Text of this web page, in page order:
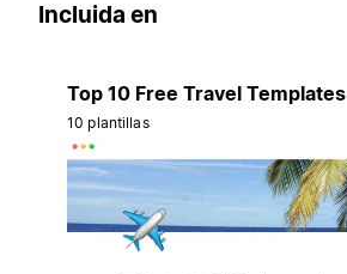
Incluida en
Top 10 Free Travel Templates
10 plantillas